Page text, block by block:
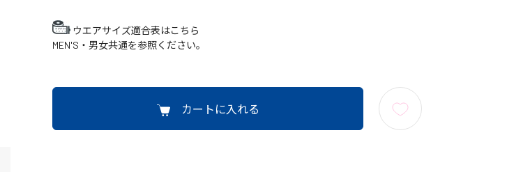
ウエアサイズ適合表はこちら
MEN'S・男女共通を参照ください。
カートに入れる